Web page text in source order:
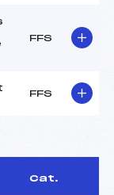
FFS
FFS
Cat.